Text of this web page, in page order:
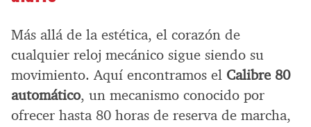
Más allá de la estética, el corazón de
cualquier reloj mecánico sigue siendo su
movimiento. Aquí encontramos el Calibre 80
automático, un mecanismo conocido por
ofrecer hasta 80 horas de reserva de marcha,